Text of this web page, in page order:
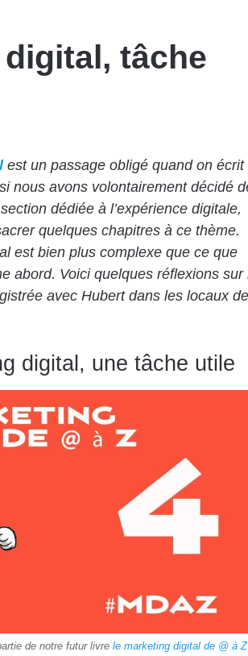
tâche
est un passage obligé quand on écrit
nous avons volontairement décidé
dédiée à l’expérience digitale,
quelques chapitres à ce thème.
est bien plus complexe que ce que
abord. Voici quelques réflexions sur
avec Hubert dans les locaux de
digital, une tâche utile
de notre futur livrele marketing digital de @ à Z